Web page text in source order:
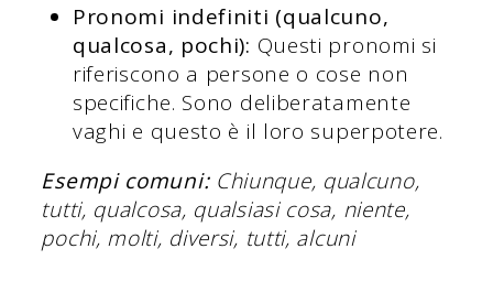
Pronomi indefiniti (qualcuno,
qualcosa, pochi): Questi pronomi si
riferiscono a persone o cose non
specifiche. Sono deliberatamente
vaghi e questo è il loro superpotere.
Esempi comuni:Chiunque, qualcuno,
tutti, qualcosa, qualsiasi cosa, niente,
pochi, molti, diversi, tutti, alcuni